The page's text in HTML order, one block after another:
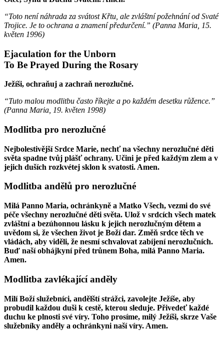
“Toto není náhrada za svátost Křtu, ale zvláštní požehnání od Svaté
Trojice. Je to ochrana a znamení předurčení.” (Panna Maria 15.
květen 1996)
Ejaculation for the Unborn
To Be Prayed During the Rosary
Ježíši, ochraňuj a zachraň nerozlučné.
“Tuto malou modlitbu často říkejte a po každém desetku růžence.”
(Panna Maria 19. květen 1998)
Modlitba pro nerozlučné
Nejbolestivější Srdce Marie, nechť na všechny nerozlučné děti
světa spadne tvůj plášť ochrany. Učini je před každým zlem a v
jejich duších rozkvétej sklon k svatosti. Amen.
Modlitba andělů pro nerozlučné
Milá Panno Maria, ochránkyně a Matko Všech, vezmi do své
péče všechny nerozlučné děti světa. Ulož v srdcích všech matek
zvláštní a bezúhonnou lásku k jejich nerozlučným dětem a
uvědom si, že všechen život je Boží dar. Změň srdce těch ve
vládách, aby viděli, že nesmí schvalovat zabíjení nerozlučních.
Buď naší obhájkyní před trůnem Boha, milá Panno Maria.
Amen.
Modlitba zavlékající anděly
Milí Boží služebníci, andělští strážci, zavolejte Ježíše, aby
probudil každou duši k cestě, kterou sleduje. Přivedeť každé
duchu ke plnosti své víry. Toho prosíme, milý Ježíši, skrze Vaše
služebníky anděly a ochránkyni naší víry. Amen.